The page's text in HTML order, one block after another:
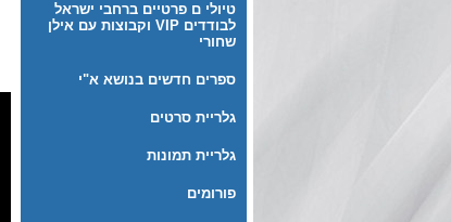
טיולי ם פרטיים ברחבי ישראל
לבודדים VIP וקבוצות עם אילן
שחורי
ספרים חדשים בנושא א"י
גלריית סרטים
גלריית תמונות
פורומים